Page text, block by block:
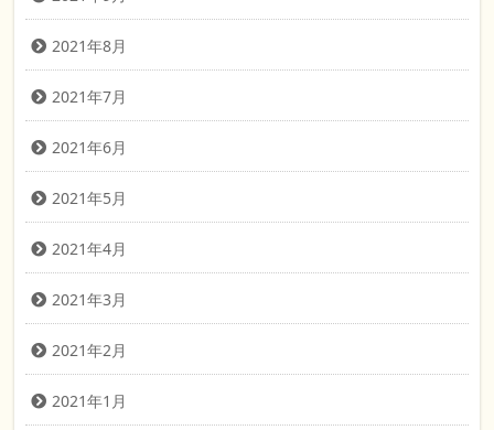
2021年8月
2021年7月
2021年6月
2021年5月
2021年4月
2021年3月
2021年2月
2021年1月